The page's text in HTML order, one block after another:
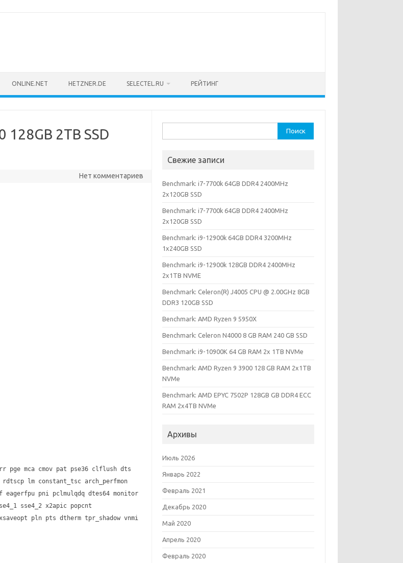
ONLINE.NET HETZNER.DE SELECTEL.RU РЕЙТИНГ
128GB 2TB SSD
Нет комментариев
pge mca cmov pat pse36 clflush dts
lm constant_tsc arch_perfmon
eagerfpu pni pclmulqdq dtes64 monitor
sse4_2 x2apic popcnt
pln pts dtherm tpr_shadow vnmi
Свежие записи
Benchmark: i7-7700k 64GB DDR4 2400MHz
2x120GB SSD
Benchmark: i7-7700k 64GB DDR4 2400MHz
2x120GB SSD
Benchmark: i9-12900k 64GB DDR4 3200MHz
1x240GB SSD
Benchmark: i9-12900k 128GB DDR4 2400MHz
2x1TB NVME
Benchmark: Celeron(R) J4005 CPU @ 2.00GHz 8GB
DDR3 120GB SSD
Benchmark: AMD Ryzen 9 5950X
Benchmark: Celeron N4000 8 GB RAM 240 GB SSD
Benchmark: i9-10900K 64 GB RAM 2x 1TB NVMe
Benchmark: AMD Ryzen 9 3900 128 GB RAM 2x1TB
NVMe
Benchmark: AMD EPYC 7502P 128GB GB DDR4 ECC
RAM 2x4TB NVMe
Архивы
Июль 2026
Январь 2022
Февраль 2021
Декабрь 2020
Май 2020
Апрель 2020
Февраль 2020